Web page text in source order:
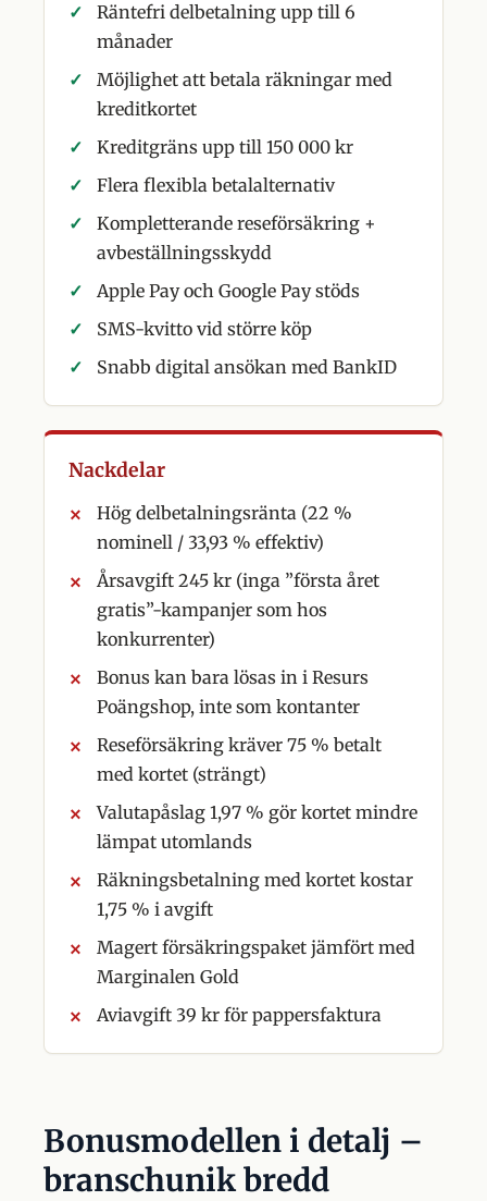
Räntefri delbetalning upp till 6
månader
Möjlighet att betala räkningar med
kreditkortet
Kreditgräns upp till 150 000 kr
Flera flexibla betalalternativ
Kompletterande reseförsäkring +
avbeställningsskydd
Apple Pay och Google Pay stöds
SMS-kvitto vid större köp
Snabb digital ansökan med BankID
Nackdelar
Hög delbetalningsränta (22 %
nominell / 33,93 % effektiv)
Årsavgift 245 kr (inga ”första året
gratis”-kampanjer som hos
konkurrenter)
Bonus kan bara lösas in i Resurs
Poängshop, inte som kontanter
Reseförsäkring kräver 75 % betalt
med kortet (strängt)
Valutapåslag 1,97 % gör kortet mindre
lämpat utomlands
Räkningsbetalning med kortet kostar
1,75 % i avgift
Magert försäkringspaket jämfört med
Marginalen Gold
Aviavgift 39 kr för pappersfaktura
Bonusmodellen i detalj –
branschunik bredd